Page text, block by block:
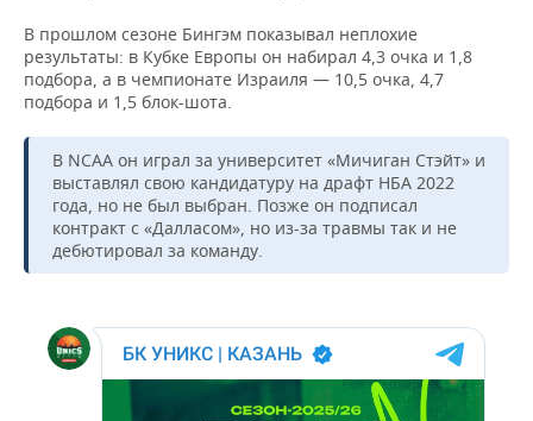
В прошлом сезоне Бингэм показывал неплохие
результаты: в Кубке Европы он набирал 4,3 очка и 1,8
подбора, а в чемпионате Израиля — 10,5 очка, 4,7
подбора и 1,5 блок-шота.
В NCAA он играл за университет «Мичиган Стэйт» и
выставлял свою кандидатуру на драфт НБА 2022
года, но не был выбран. Позже он подписал
контракт с «Далласом», но из-за травмы так и не
дебютировал за команду.